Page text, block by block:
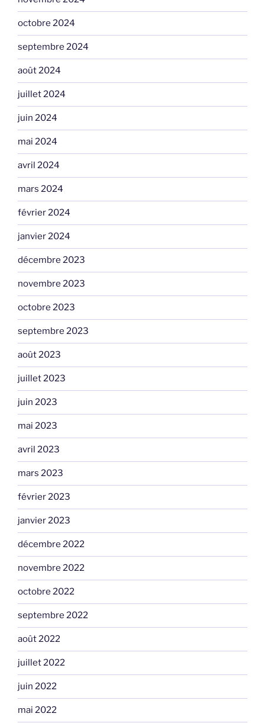
octobre 2024
septembre 2024
août 2024
juillet 2024
juin 2024
mai 2024
avril 2024
mars 2024
février 2024
janvier 2024
décembre 2023
novembre 2023
octobre 2023
septembre 2023
août 2023
juillet 2023
juin 2023
mai 2023
avril 2023
mars 2023
février 2023
janvier 2023
décembre 2022
novembre 2022
octobre 2022
septembre 2022
août 2022
juillet 2022
juin 2022
mai 2022